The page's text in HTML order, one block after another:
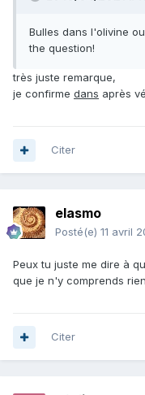
Bulles dans l'olivine
the question!
très juste remarque,
je confirme dans après
Citer
elasmo
Posté(e) 11 avril
Peux tu juste me dire à
que je n'y comprends rien
Citer